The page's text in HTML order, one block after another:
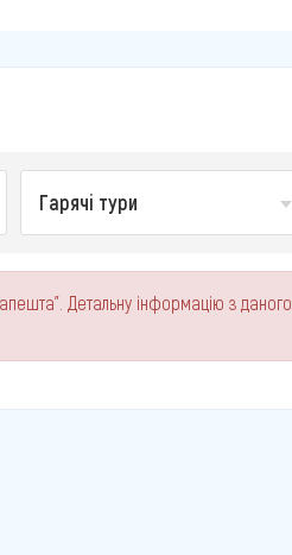
Гарячі тури
Детальну інформацію з даного